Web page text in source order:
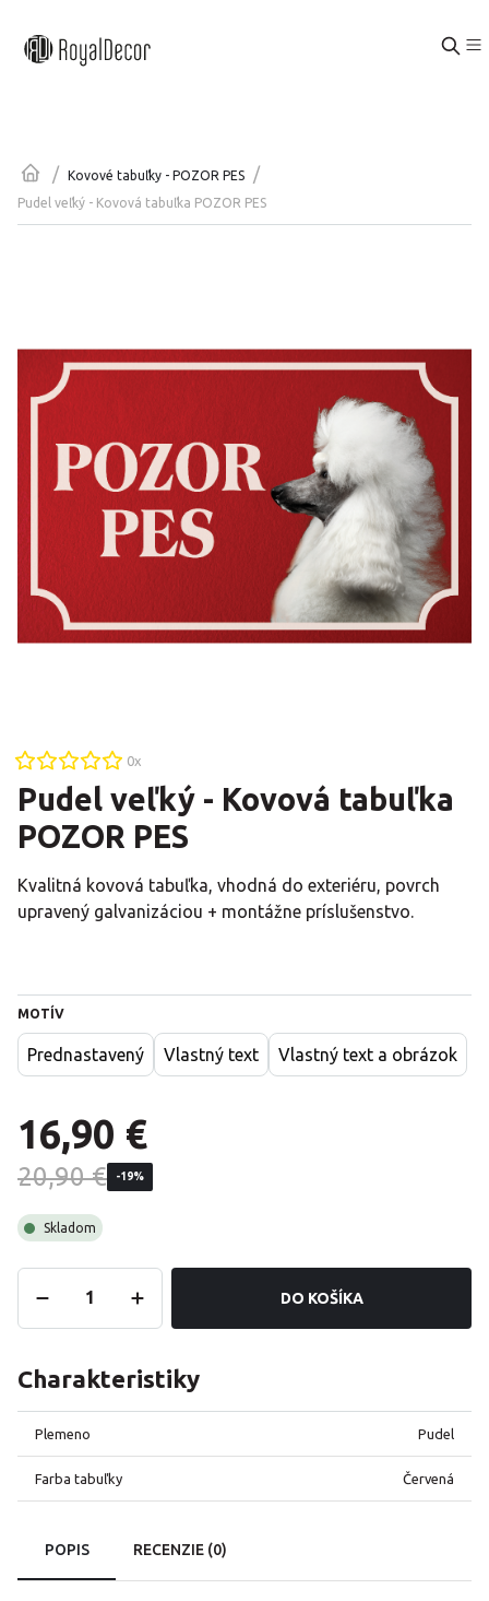
/ Kovové tabuľky - POZOR PES /
Pudel veľký - Kovová tabuľka POZOR PES
0x
Pudel veľký - Kovová tabuľka
POZOR PES
Kvalitná kovová tabuľka, vhodná do exteriéru, povrch
upravený galvanizáciou + montážne príslušenstvo.
MOTÍV
Prednastavený Vlastný text Vlastný text a obrázok
16,90 €
20,90 € -19%
Skladom
DO KOŠÍKA
Charakteristiky
Plemeno Pudel
Farba tabuľky Červená
POPIS RECENZIE (0)